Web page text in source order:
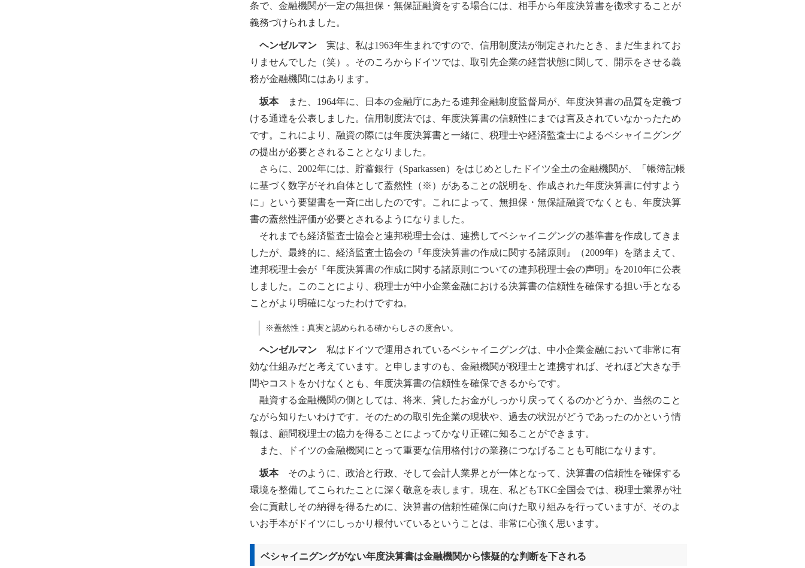
条で、金融機関が一定の無担保・無保証融資をする場合には、相手から年度決算書を徴求することが
義務づけられました。
ヘンゼルマン 実は、私は1963年生まれですので、信用制度法が制定されたとき、まだ生まれてお
りませんでした（笑）。そのころからドイツでは、取引先企業の経営状態に関して、開示をさせる義
務が金融機関にはあります。
坂本また、1964年に、日本の金融庁にあたる連邦金融制度監督局が、年度決算書の品質を定義づ
ける通達を公表しました。信用制度法では、年度決算書の信頼性にまでは言及されていなかったため
です。これにより、融資の際には年度決算書と一緒に、税理士や経済監査士によるベシャイニグング
の提出が必要とされることとなりました。
さらに、2002年には、貯蓄銀行（Sparkassen）をはじめとしたドイツ全土の金融機関が、「帳簿記帳
に基づく数字がそれ自体として蓋然性（※）があることの説明を、作成された年度決算書に付すよう
に」という要望書を一斉に出したのです。これによって、無担保・無保証融資でなくとも、年度決算
書の蓋然性評価が必要とされるようになりました。
それまでも経済監査士協会と連邦税理士会は、連携してベシャイニグングの基準書を作成してきま
したが、最終的に、経済監査士協会の『年度決算書の作成に関する諸原則』（2009年）を踏まえて、
連邦税理士会が『年度決算書の作成に関する諸原則についての連邦税理士会の声明』を2010年に公表
しました。このことにより、税理士が中小企業金融における決算書の信頼性を確保する担い手となる
ことがより明確になったわけですね。
※蓋然性：真実と認められる確からしさの度合い。
ヘンゼルマン 私はドイツで運用されているベシャイニグングは、中小企業金融において非常に有
効な仕組みだと考えています。と申しますのも、金融機関が税理士と連携すれば、それほど大きな手
間やコストをかけなくとも、年度決算書の信頼性を確保できるからです。
融資する金融機関の側としては、将来、貸したお金がしっかり戻ってくるのかどうか、当然のこと
ながら知りたいわけです。そのための取引先企業の現状や、過去の状況がどうであったのかという情
報は、顧問税理士の協力を得ることによってかなり正確に知ることができます。
また、ドイツの金融機関にとって重要な信用格付けの業務につなげることも可能になります。
坂本そのように、政治と行政、そして会計人業界とが一体となって、決算書の信頼性を確保する
環境を整備してこられたことに深く敬意を表します。現在、私どもTKC全国会では、税理士業界が社
会に貢献しその納得を得るために、決算書の信頼性確保に向けた取り組みを行っていますが、そのよ
いお手本がドイツにしっかり根付いているということは、非常に心強く思います。
ベシャイニグングがない年度決算書は金融機関から懐疑的な判断を下される